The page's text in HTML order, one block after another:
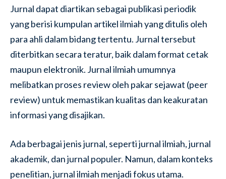
Jurnal dapat diartikan sebagai publikasi periodik
yang berisi kumpulan artikel ilmiah yang ditulis oleh
para ahli dalam bidang tertentu. Jurnal tersebut
diterbitkan secara teratur, baik dalam format cetak
maupun elektronik. Jurnal ilmiah umumnya
melibatkan proses review oleh pakar sejawat (peer
review) untuk memastikan kualitas dan keakuratan
informasi yang disajikan.
Ada berbagai jenis jurnal, seperti jurnal ilmiah, jurnal
akademik, dan jurnal populer. Namun, dalam konteks
penelitian, jurnal ilmiah menjadi fokus utama.